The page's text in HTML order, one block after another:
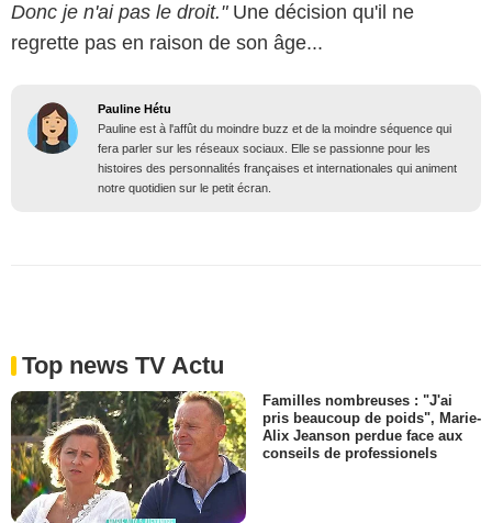
Donc je n'ai pas le droit."Une décision qu'il ne
regrette pas en raison de son âge...
Pauline Hétu
Pauline est à l'affût du moindre buzz et de la moindre séquence qui
fera parler sur les réseaux sociaux. Elle se passionne pour les
histoires des personnalités françaises et internationales qui animent
notre quotidien sur le petit écran.
Top news TV Actu
Familles nombreuses : "J'ai
pris beaucoup de poids", Marie-
Alix Jeanson perdue face aux
conseils de professionels